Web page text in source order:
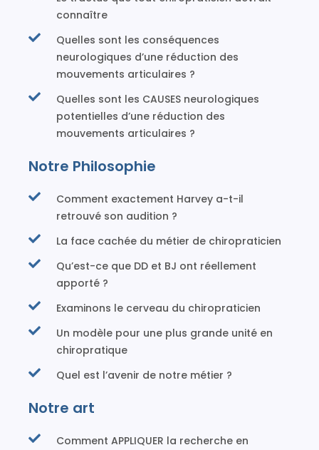
connaître
Quelles sont les conséquences
neurologiques d’une réduction des
mouvements articulaires ?
Quelles sont les CAUSES neurologiques
potentielles d’une réduction des
mouvements articulaires ?
Notre Philosophie
Comment exactement Harvey a-t-il
retrouvé son audition ?
La face cachée du métier de chiropraticien
Qu’est-ce que DD et BJ ont réellement
apporté ?
Examinons le cerveau du chiropraticien
Un modèle pour une plus grande unité en
chiropratique
Quel est l’avenir de notre métier ?
Notre art
Comment APPLIQUER la recherche en